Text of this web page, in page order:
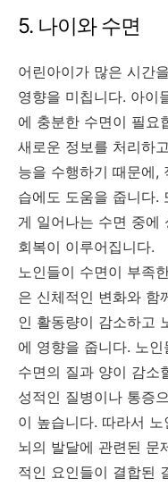
5. 나이와 수면
어린아이가 많은 시간
영향을 미칩니다. 아이
에 충분한 수면이 필요
새로운 정보를 처리하
능을 수행하기 때문에,
습에도 도움을 줍니다.
게 일어나는 수면 중에
회복이 이루어집니다.
노인들이 수면이 부족
은 신체적인 변화와 함
인 활동량이 감소하고
에 영향을 줍니다. 노
수면의 질과 양이 감소
성적인 질병이나 통증
이 높습니다. 따라서
뇌의 발달에 관련된 문
적인 요인들이 결합된